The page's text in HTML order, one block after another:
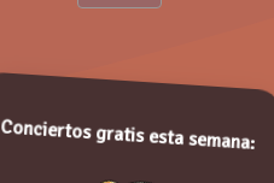
De conformidad con lo establecido en
Conciertos gratis esta semana: